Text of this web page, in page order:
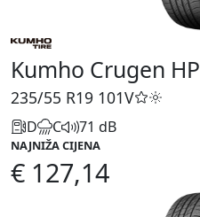
Kumho Crugen
235/55 R19 101V
D C 71 dB
NAJNIŽA CIJENA
€ 127,14